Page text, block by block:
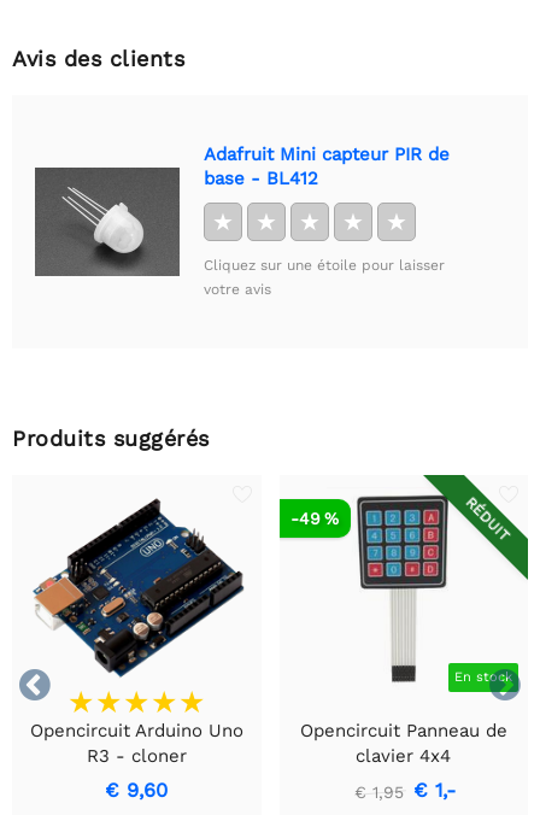
Avis des clients
Adafruit Mini capteur PIR de
base - BL412
★ ★ ★ ★ ★
Cliquez sur une étoile pour laisser
votre avis
Produits suggérés


Opencircuit Arduino Uno
R3 - cloner
€ 9,60
RÉDUIT
En stock
-49 %
Opencircuit Panneau de
clavier 4x4
€ 1,95 € 1,-